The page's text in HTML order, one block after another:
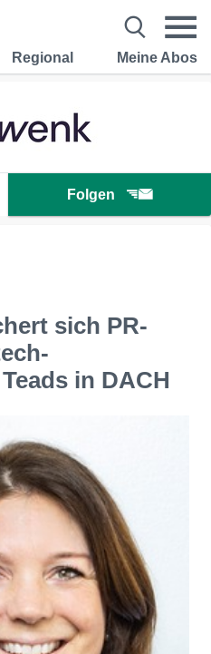
Regional Meine Abos
Folgen
sich PR-
in DACH